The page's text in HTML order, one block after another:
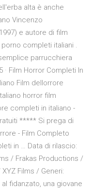
alta è anche
Vincenzo
e autore di film
completi italiani .
parrucchiera
Film Horror Completi In
Film dellorrore
horror film
completi in italiano -
***** Si prega di
- Film Completo
in … Data di rilascio:
/ Frakas Productions /
Films / Generi:
fidanzato, una giovane